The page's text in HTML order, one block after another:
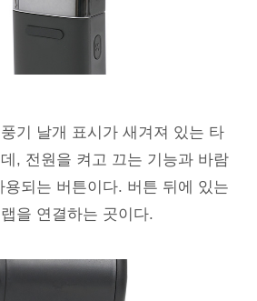
기 날개 표시가 새겨져 있는 타
, 전원을 켜고 끄는 기능과 바람
되는 버튼이다. 버튼 뒤에 있는
을 연결하는 곳이다.